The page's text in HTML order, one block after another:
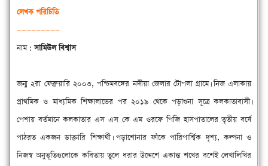
লেখকপরিচিতি
—————————
নাম : সামিউল বিশ্বাস
জন্ম ২রা ফেব্রুয়ারি ২০০৩, পশ্চিমবঙ্গের নদীয়া জেলার টোপলা গ্রামে। নিজ এলাকায়
প্রাথমিক ও মাধ্যমিক শিক্ষালাভের পর ২০১৯ থেকে পড়াশুনা সূত্রে কলকাতাবাসী।
পেশায় বর্তমানে কলকাতার এস এস কে এম ওরফে পিজি হাসপাতালের তৃতীয় বর্ষে
পাঠরত একজন ডাক্তারি শিক্ষার্থী। পড়াশোনার ফাঁকে পারিপার্শ্বিক দৃশ্য, কল্পনা ও
নিজস্ব অনুভূতিগুলোকে কবিতায় তুলে ধরার উদ্দেশে একান্ত শখের বশেই লেখালিখির